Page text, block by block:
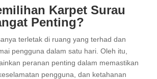
Karpet Surau
Penting?
terletak di ruang yang terhad dan
pengguna dalam satu hari. Oleh itu,
peranan penting dalam memastikan
pengguna, dan ketahanan